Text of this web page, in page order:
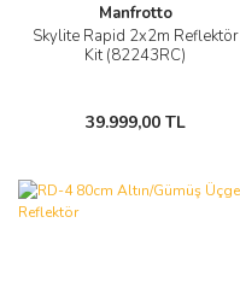
Manfrotto
Skylite Rapid 2x2m Reflektör
Kit (82243RC)
39.999,00 TL